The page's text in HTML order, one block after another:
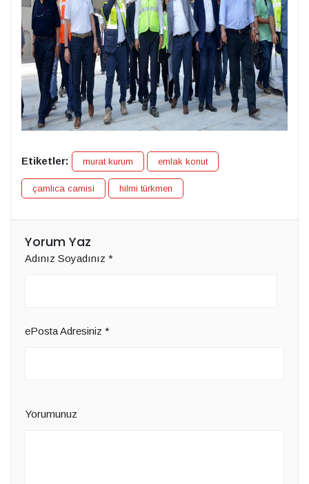
Etiketler: murat kurum emlak konut
çamlıca camisi hilmi türkmen
Yorum Yaz
Adınız Soyadınız *
ePosta Adresiniz *
Yorumunuz